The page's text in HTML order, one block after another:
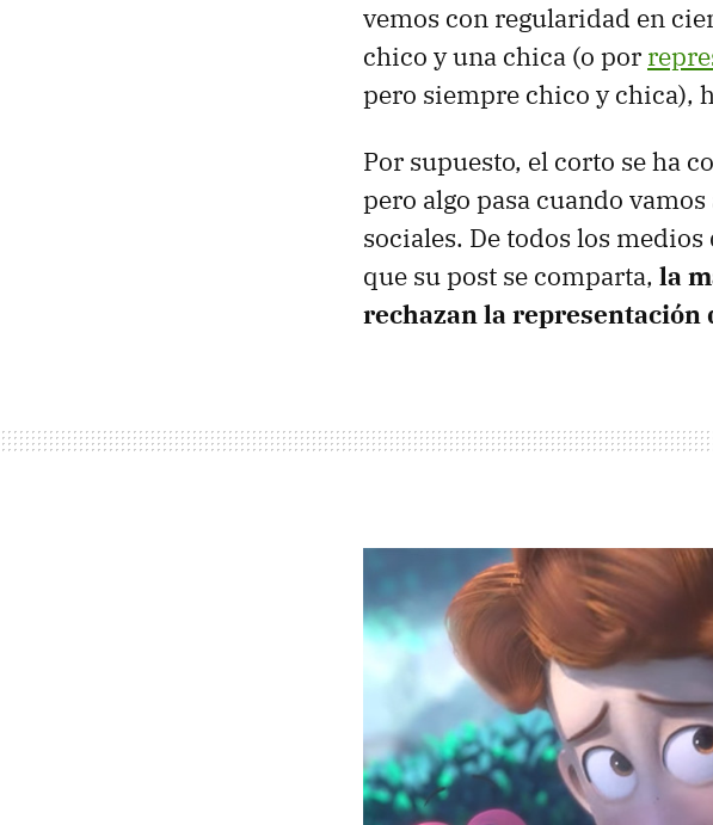
vemos con regularidad en
chico y una chica (o por
pero siempre chico y chica),
Por supuesto, el corto se ha
pero algo pasa cuando
sociales. De todos los
que su post se comparta, la
rechazan la representación